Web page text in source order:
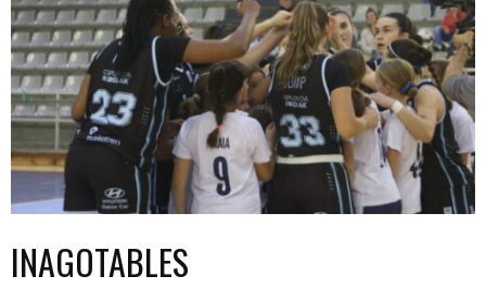
INAGOTABLES